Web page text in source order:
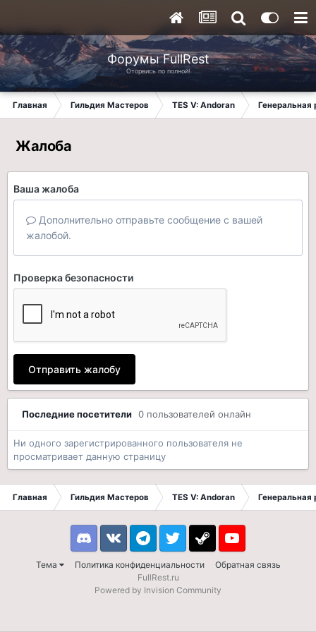
Форумы FullRest
Оторвись по полной!
Главная Гильдия Мастеров TES V: Andoran Генеральная
Жалоба
Ваша жалоба
Дополнительно отправьте сообщение с вашей
жалобой.
Проверка безопасности
Отправить жалобу
Последние посетители 0 пользователей онлайн
Ни одного зарегистрированного пользователя не
просматривает данную страницу
Главная Гильдия Мастеров TES V: Andoran Генеральная
Тема Политика конфиденциальности Обратная связь
DiscordVK TelegramTwitter Steam Youtube
FullRest.ru
Powered by Invision Community